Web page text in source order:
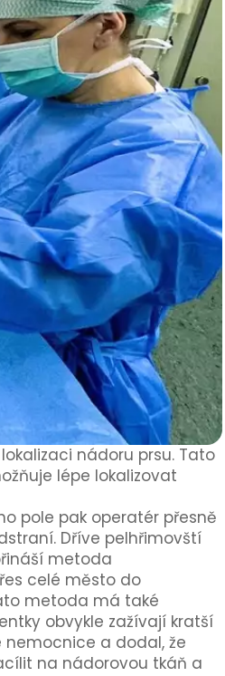
nádoru prsu. Tato
lépe lokalizovat
pole pak operatér přesně
Dříve pelhřimovští
metoda
celé město do
metoda má také
obvykle zažívají kratší
nemocnice a dodal, že
na nádorovou tkáň a